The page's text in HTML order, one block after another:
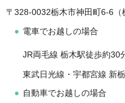
〒328-0032栃木市神田町6-6（
電車でお越しの場合
JR両毛線 栃木駅徒歩約30
東武日光線・宇都宮線 新
自動車でお越しの場合